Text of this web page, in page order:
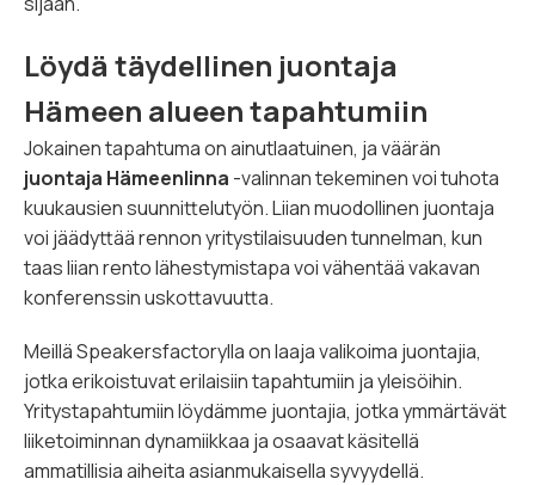
Löydä täydellinen juontaja
Hämeen alueen tapahtumiin
Jokainen tapahtuma on ainutlaatuinen, ja väärän
juontaja Hämeenlinna -valinnan tekeminen voi tuhota
kuukausien suunnittelutyön. Liian muodollinen juontaja
voi jäädyttää rennon yritystilaisuuden tunnelman, kun
taas liian rento lähestymistapa voi vähentää vakavan
konferenssin uskottavuutta.
Meillä Speakersfactorylla on laaja valikoima juontajia,
jotka erikoistuvat erilaisiin tapahtumiin ja yleisöihin.
Yritystapahtumiin löydämme juontajia, jotka ymmärtävät
liiketoiminnan dynamiikkaa ja osaavat käsitellä
ammatillisia aiheita asianmukaisella syvyydellä.